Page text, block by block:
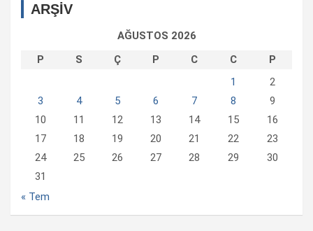
ARŞİV
AĞUSTOS 2026
P
S Ç P C C
P
1
2
3
4 5 6 7 8
9
10
11 12 13 14 15
16
17
18 19 20 21 22
23
24
25 26 27 28 29
30
31
« Tem